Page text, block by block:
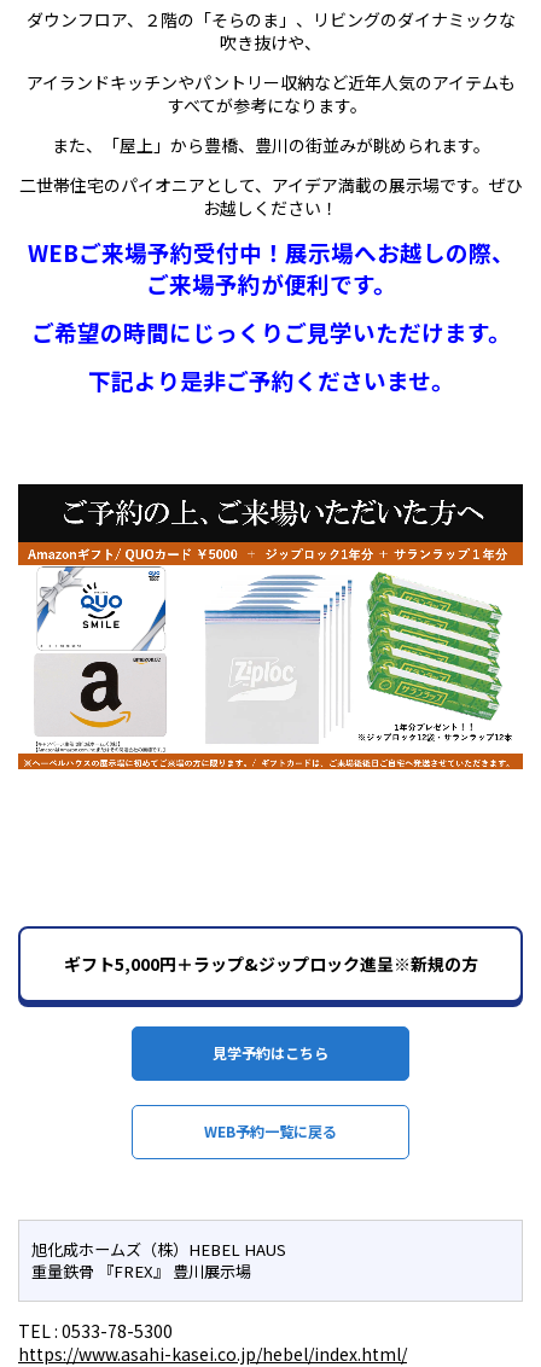
ダウンフロア、２階の「そらのま」、リビングのダイナミックな
吹き抜けや、
アイランドキッチンやパントリー収納など近年人気のアイテムも
すべてが参考になります。
また、「屋上」から豊橋、豊川の街並みが眺められます。
二世帯住宅のパイオニアとして、アイデア満載の展示場です。ぜひ
お越しください！
WEBご来場予約受付中！展示場へお越しの際、
ご来場予約が便利です。
ご希望の時間にじっくりご見学いただけます。
下記より是非ご予約くださいませ。
ギフト5,000円＋ラップ&ジップロック進呈※新規の方
見学予約はこちら
WEB予約一覧に戻る
旭化成ホームズ（株）HEBEL HAUS
重量鉄骨 『FREX』 豊川展示場
TEL : 0533-78-5300
https://www.asahi-kasei.co.jp/hebel/index.html/